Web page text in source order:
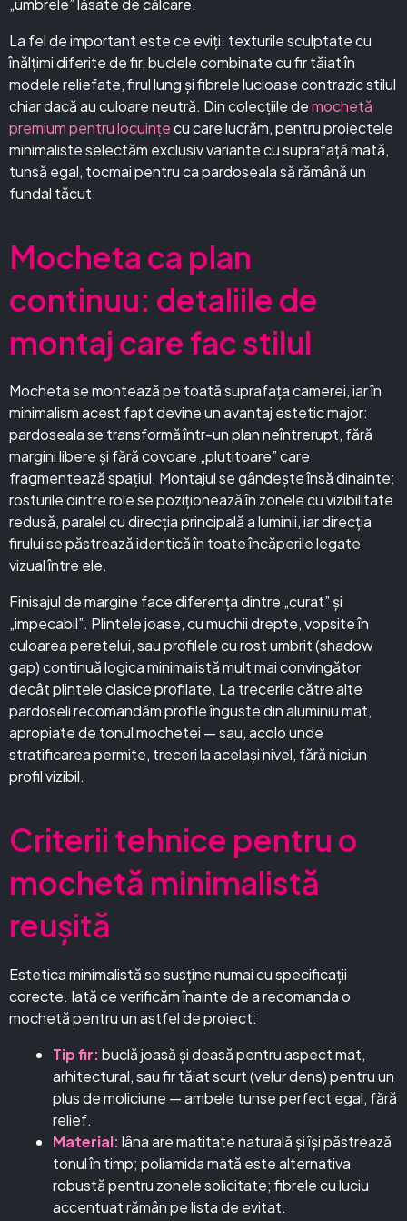
„umbrele” lăsate de călcare.
La fel de important este ce eviți: texturile sculptate cu
înălțimi diferite de fir, buclele combinate cu fir tăiat în
modele reliefate, firul lung și fibrele lucioase contrazic stilul
chiar dacă au culoare neutră. Din colecțiile demochetă
premium pentru locuințecu care lucrăm, pentru proiectele
minimaliste selectăm exclusiv variante cu suprafață mată,
tunsă egal, tocmai pentru ca pardoseala să rămână un
fundal tăcut.
Mocheta ca plan
continuu: detaliile de
montaj care fac stilul
Mocheta se montează pe toată suprafața camerei, iar în
minimalism acest fapt devine un avantaj estetic major:
pardoseala se transformă într-un plan neîntrerupt, fără
margini libere și fără covoare „plutitoare” care
fragmentează spațiul. Montajul se gândește însă dinainte:
rosturile dintre role se poziționează în zonele cu vizibilitate
redusă, paralel cu direcția principală a luminii, iar direcția
firului se păstrează identică în toate încăperile legate
vizual între ele.
Finisajul de margine face diferența dintre „curat” și
„impecabil”. Plintele joase, cu muchii drepte, vopsite în
culoarea peretelui, sau profilele cu rost umbrit (shadow
gap) continuă logica minimalistă mult mai convingător
decât plintele clasice profilate. La trecerile către alte
pardoseli recomandăm profile înguste din aluminiu mat,
apropiate de tonul mochetei — sau, acolo unde
stratificarea permite, treceri la același nivel, fără niciun
profil vizibil.
Criterii tehnice pentru o
mochetă minimalistă
reușită
Estetica minimalistă se susține numai cu specificații
corecte. Iată ce verificăm înainte de a recomanda o
mochetă pentru un astfel de proiect:
Tip fir:buclă joasă și deasă pentru aspect mat,
arhitectural, sau fir tăiat scurt (velur dens) pentru un
plus de moliciune — ambele tunse perfect egal, fără
relief.
Material:lâna are matitate naturală și își păstrează
tonul în timp; poliamida mată este alternativa
robustă pentru zonele solicitate; fibrele cu luciu
accentuat rămân pe lista de evitat.